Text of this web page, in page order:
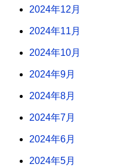
2024年12月
2024年11月
2024年10月
2024年9月
2024年8月
2024年7月
2024年6月
2024年5月